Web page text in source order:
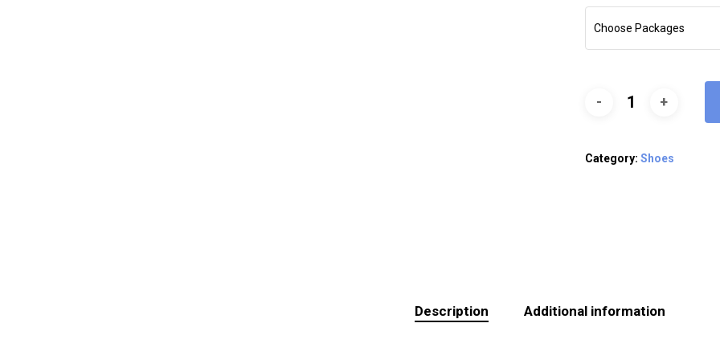
Choose Packages
Category: Shoes
Description Additional information